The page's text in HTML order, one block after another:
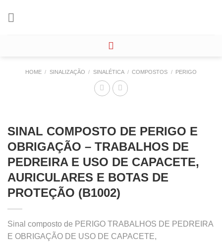
HOME / SINALIZAÇÃO / SINALÉTICA / COMPOSTOS / PERIGO
SINAL COMPOSTO DE PERIGO E
OBRIGAÇÃO – TRABALHOS DE
PEDREIRA E USO DE CAPACETE,
AURICULARES E BOTAS DE
PROTEÇÃO (B1002)
Sinal composto de PERIGO TRABALHOS DE PEDREIRA
E OBRIGAÇÃO DE USO DE CAPACETE,